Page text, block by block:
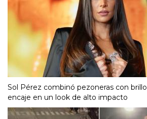
Sol Pérez combinó pezoneras con
encaje en un look de alto impacto